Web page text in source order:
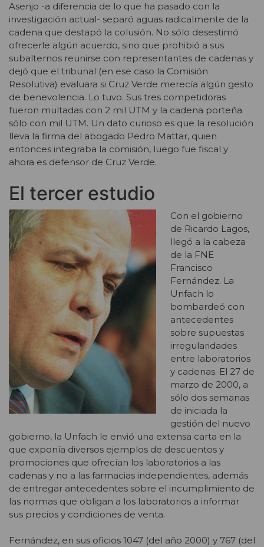
Asenjo -a diferencia de lo que ha pasado con la
investigación actual- separó aguas radicalmente de la
cadena que destapó la colusión. No sólo desestimó
ofrecerle algún acuerdo, sino que prohibió a sus
subalternos reunirse con representantes de cadenas y
dejó que el tribunal (en ese caso la Comisión
Resolutiva) evaluara si Cruz Verde merecía algún gesto
de benevolencia. Lo tuvo. Sus tres competidoras
fueron multadas con 2 mil UTM y la cadena porteña
sólo con mil UTM. Un dato curioso es que la resolución
lleva la firma del abogado Pedro Mattar, quien
entonces integraba la comisión, luego fue fiscal y
ahora es defensor de Cruz Verde.
El tercer estudio
Con el gobierno
de Ricardo Lagos,
llegó a la cabeza
de la FNE
Francisco
Fernández. La
Unfach lo
bombardeó con
antecedentes
sobre supuestas
irregularidades
entre laboratorios
y cadenas. El 27 de
marzo de 2000, a
sólo dos semanas
de iniciada la
gestión del nuevo
gobierno, la Unfach le envió una extensa carta en la
que exponía diversos ejemplos de descuentos y
promociones que ofrecían los laboratorios a las
cadenas y no a las farmacias independientes, además
de entregar antecedentes sobre el incumplimiento de
las normas que obligan a los laboratorios a informar
sus precios y condiciones de venta.
Fernández, en sus oficios 1047 (del año 2000) y 767 (del